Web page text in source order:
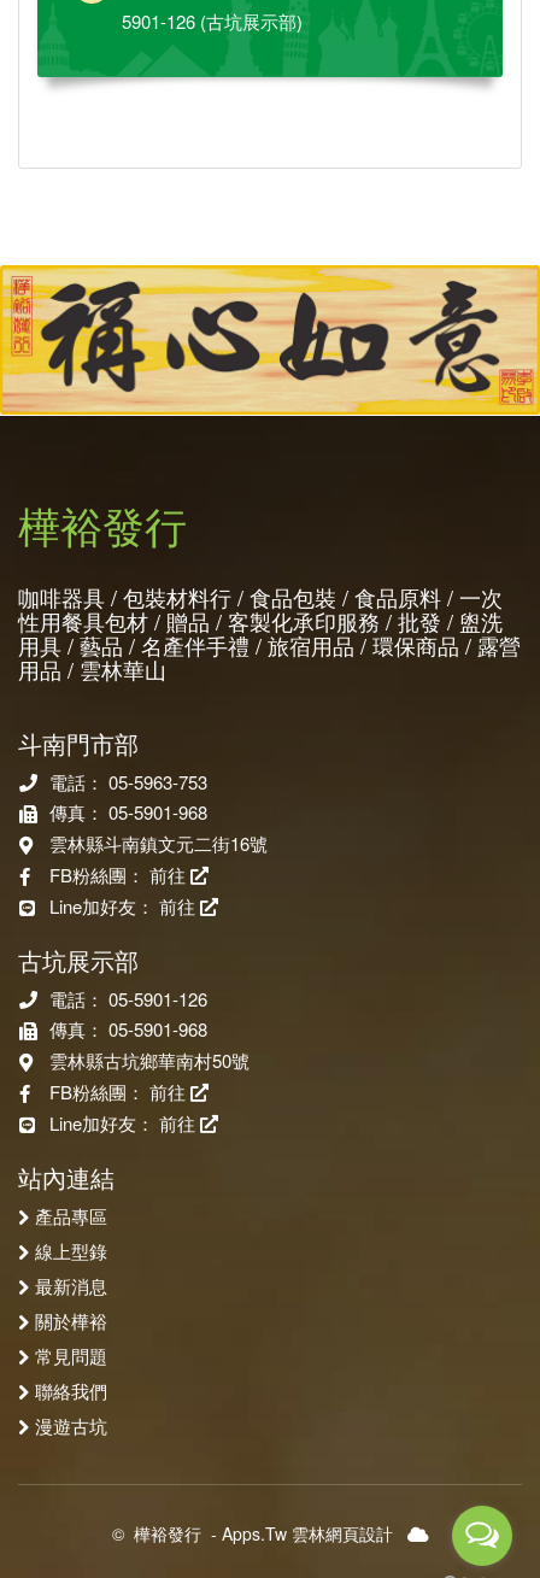
5901-126 (古坑展示部)
樺裕發行
咖啡器具 / 包裝材料行 / 食品包裝 / 食品原料 / 一次
性用餐具包材 / 贈品 / 客製化承印服務 / 批發 / 盥洗
用具 / 藝品 / 名產伴手禮 / 旅宿用品 / 環保商品 / 露營
用品 / 雲林華山
斗南門市部
電話： 05-5963-753
傳真： 05-5901-968
雲林縣斗南鎮文元二街16號
FB粉絲團： 前往
Line加好友： 前往
古坑展示部
電話： 05-5901-126
傳真： 05-5901-968
雲林縣古坑鄉華南村50號
FB粉絲團： 前往
Line加好友： 前往
站內連結
產品專區
線上型錄
最新消息
關於樺裕
常見問題
聯絡我們
漫遊古坑
© 樺裕發行- Apps.Tw 雲林網頁設計